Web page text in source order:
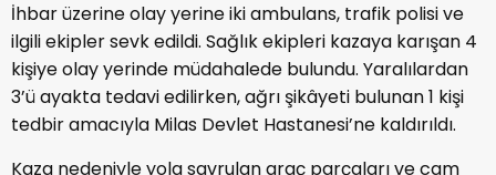
İhbar üzerine olay yerine iki ambulans, trafik polisi ve
ilgili ekipler sevk edildi. Sağlık ekipleri kazaya karışan 4
kişiye olay yerinde müdahalede bulundu. Yaralılardan
3’ü ayakta tedavi edilirken, ağrı şikâyeti bulunan 1 kişi
tedbir amacıyla Milas Devlet Hastanesi’ne kaldırıldı.
Kaza nedeniyle yola savrulan araç parçaları ve cam